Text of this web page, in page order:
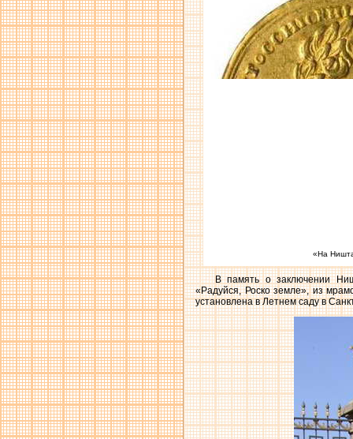
«На
В память о заключении
«Радуйся, Роско земле», из
установлена в Летнем саду в